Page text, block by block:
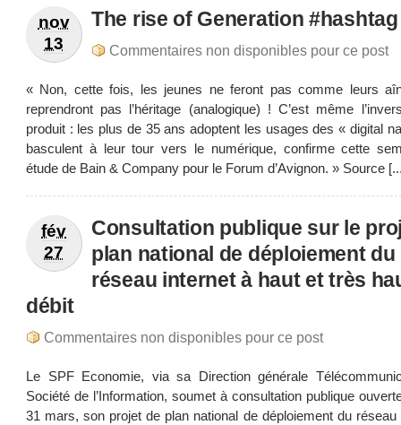
nov
13
The rise of Generation #hashtag
Commentaires non disponibles pour ce post
« Non, cette fois, les jeunes ne feront pas comme leurs
reprendront pas l’héritage (analogique) ! C’est même
produit : les plus de 35 ans adoptent les usages des « digital
basculent à leur tour vers le numérique, confirme cette
étude de Bain & Company pour le Forum d’Avignon. » Source
fév
27
Consultation publique sur le
plan national de déploiement du
réseau internet à haut et très
débit
Commentaires non disponibles pour ce post
Le SPF Economie, via sa Direction générale
Société de l’Information, soumet à consultation publique
31 mars, son projet de plan national de déploiement du réseau